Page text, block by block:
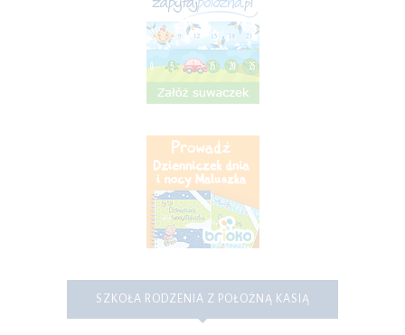
SZKOŁA RODZENIA Z POŁOŻNĄ KASIĄ